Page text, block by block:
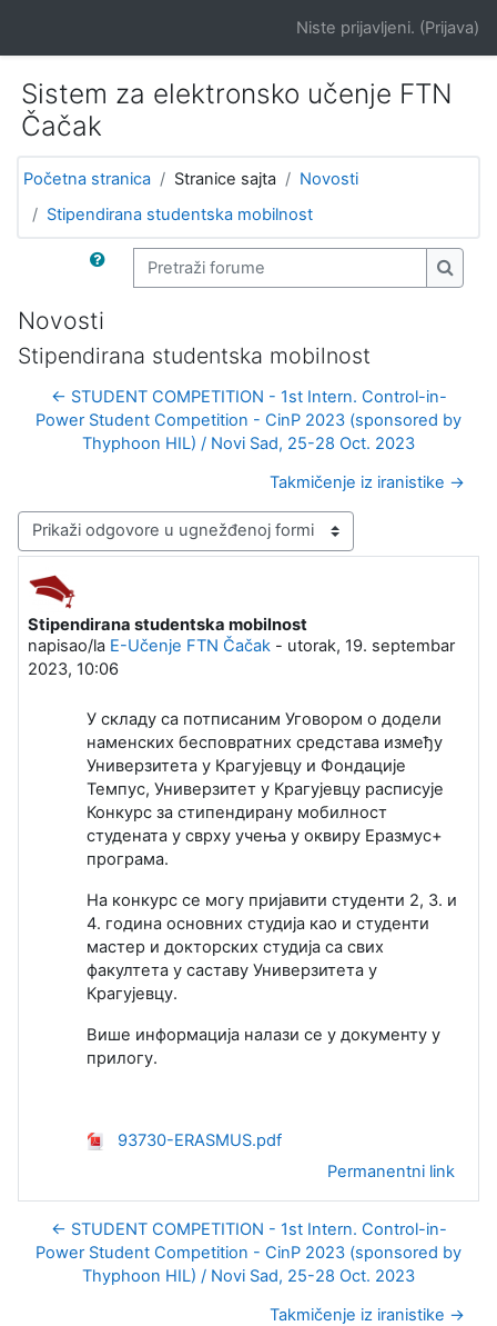
Niste prijavljeni. (Prijava)
Sistem za elektronsko učenje FTN
Čačak
Početna stranica Stranice sajta
Novosti
Stipendirana studentska mobilnost
Pretraži forume
Novosti
Stipendirana studentska mobilnost
← STUDENT COMPETITION - 1st Intern. Control-in-
Power Student Competition - CinP 2023 (sponsored by
Thyphoon HIL) / Novi Sad, 25-28 Oct. 2023
Takmičenje iz iranistike →
Način prikazivanja
Stipendirana studentska mobilnost
napisao/la E-Učenje FTN Čačak - utorak, 19. septembar
2023, 10:06
Broj odgovora: 0
У складу са потписаним Уговором о додели
наменских бесповратних средстава између
Универзитета у Крагујевцу и Фондације
Темпус, Универзитет у Крагујевцу расписује
Конкурс за стипендирану мобилност
студената у сврху учења у оквиру Еразмус+
програма.
На конкурс се могу пријавити студенти 2, 3. и
4. година основних студија као и студенти
мастер и докторских студија са свих
факултета у саставу Универзитета у
Крагујевцу.
Више информација налази се у документу у
прилогу.
93730-ERASMUS.pdf
Permanentni link
← STUDENT COMPETITION - 1st Intern. Control-in-
Power Student Competition - CinP 2023 (sponsored by
Thyphoon HIL) / Novi Sad, 25-28 Oct. 2023
Takmičenje iz iranistike →